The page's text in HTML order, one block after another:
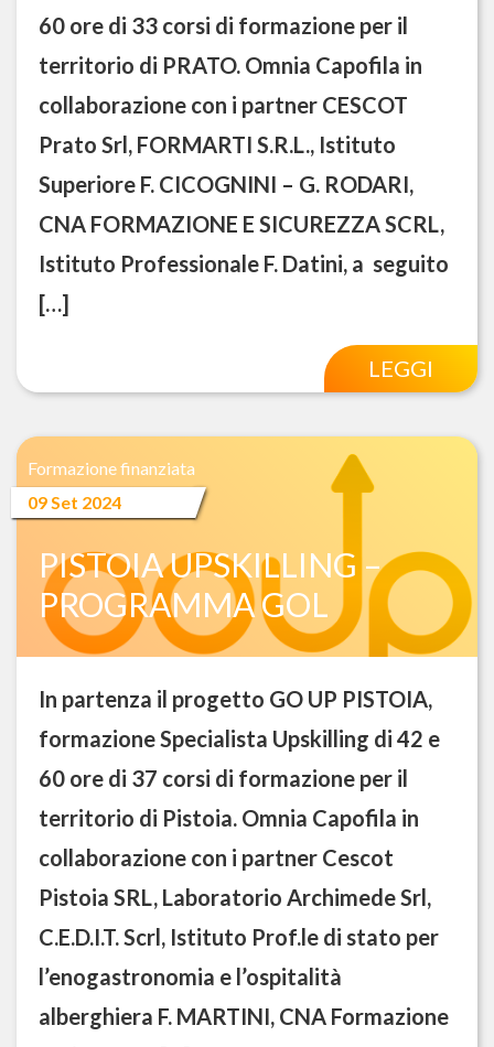
60 ore di 33 corsi di formazione per il
territorio di PRATO. Omnia Capofila in
collaborazione con i partner CESCOT
Prato Srl, FORMARTI S.R.L., Istituto
Superiore F. CICOGNINI – G. RODARI,
CNA FORMAZIONE E SICUREZZA SCRL,
Istituto Professionale F. Datini, a seguito
[…]
LEGGI
Formazione finanziata
09 Set 2024
PISTOIA UPSKILLING –
PROGRAMMA GOL
In partenza il progetto GO UP PISTOIA,
formazione Specialista Upskilling di 42 e
60 ore di 37 corsi di formazione per il
territorio di Pistoia. Omnia Capofila in
collaborazione con i partner Cescot
Pistoia SRL, Laboratorio Archimede Srl,
C.E.D.I.T. Scrl, Istituto Prof.le di stato per
l’enogastronomia e l’ospitalità
alberghiera F. MARTINI, CNA Formazione